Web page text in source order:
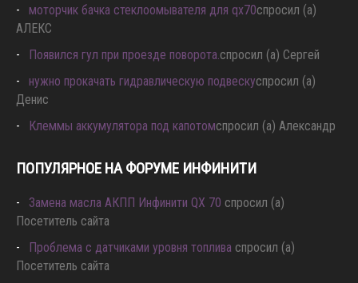
моторчик бачка стеклоомывателя для qx70спросил (а)
АЛЕКС
Появился гул при проезде поворота. спросил (а) Сергей
нужно прокачать гидравлическую подвескуспросил (а)
Денис
Клеммы аккумулятора под капотомспросил (а) Александр
ПОПУЛЯРНОЕ НА ФОРУМЕ ИНФИНИТИ
Замена масла АКПП Инфинити QX 70 спросил (а)
Посетитель сайта
Проблема с датчиками уровня топлива спросил (а)
Посетитель сайта